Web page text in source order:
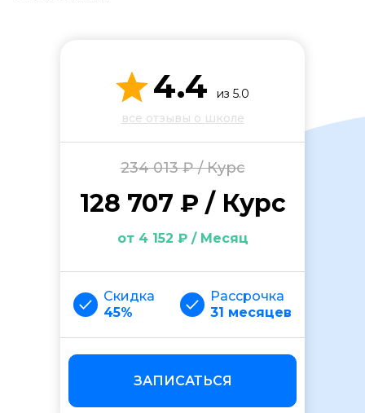
4.4
из 5.0
все отзывы о школе
234 013 ₽ / Курс
128 707 ₽ / Курс
от 4 152 ₽ / Месяц
Скидка
45%
Рассрочка
31 месяцев
ЗАПИСАТЬСЯ
ОСТАВИТЬ ОТЗЫВ